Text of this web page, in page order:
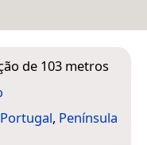
de 103 metros
Portugal, Península